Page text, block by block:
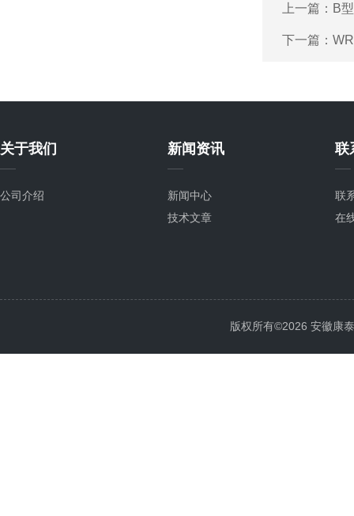
上一篇： B
下一篇：
关于我们
公司介绍
新闻资讯
新闻中心
技术文章
联
联
在
版权所有©2026 安徽康